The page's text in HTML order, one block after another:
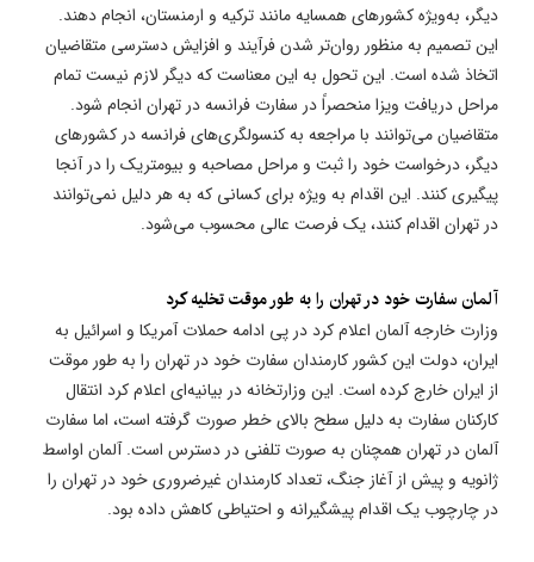
دیگر، به‌ویژه کشورهای همسایه مانند ترکیه و ارمنستان، انجام دهند.
این تصمیم به منظور روان‌تر شدن فرآیند و افزایش دسترسی متقاضیان
اتخاذ شده است. این تحول به این معناست که دیگر لازم نیست تمام
مراحل دریافت ویزا منحصراً در سفارت فرانسه در تهران انجام شود.
متقاضیان می‌توانند با مراجعه به کنسولگری‌های فرانسه در کشورهای
دیگر، درخواست خود را ثبت و مراحل مصاحبه و بیومتریک را در آنجا
پیگیری کنند. این اقدام به ویژه برای کسانی که به هر دلیل نمی‌توانند
در تهران اقدام کنند، یک فرصت عالی محسوب می‌شود.
​آلمان سفارت خود در تهران را به طور موقت تخلیه کرد
وزارت خارجه آلمان اعلام کرد در پی ادامه حملات آمریکا و اسرائیل به
ایران، دولت این کشور کارمندان سفارت خود در تهران را به طور موقت
از ایران خارج کرده است. این وزارتخانه در بیانیه‌ای اعلام کرد انتقال
کارکنان سفارت به دلیل سطح بالای خطر صورت گرفته است، اما سفارت
آلمان در تهران همچنان به صورت تلفنی در دسترس است. آلمان اواسط
ژانویه و پیش از آغاز جنگ، تعداد کارمندان غیرضروری خود در تهران را
در چارچوب یک اقدام پیشگیرانه و احتیاطی کاهش داده بود.